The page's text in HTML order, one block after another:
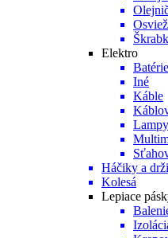
Elektro
Batérie
Iné
Káble
Lampy
Háčiky a
Kolesá
Lepiace